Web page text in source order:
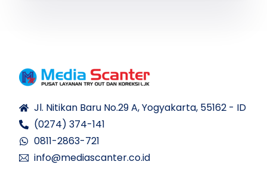
Jl. Nitikan Baru No.29 A, Yogyakarta, 55162 - ID
(0274) 374-141
0811-2863-721
info@mediascanter.co.id